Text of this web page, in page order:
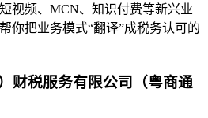
视频、MCN、知识付费等新兴业
你把业务模式“翻译”成税务认可的
财税服务有限公司（粤商通